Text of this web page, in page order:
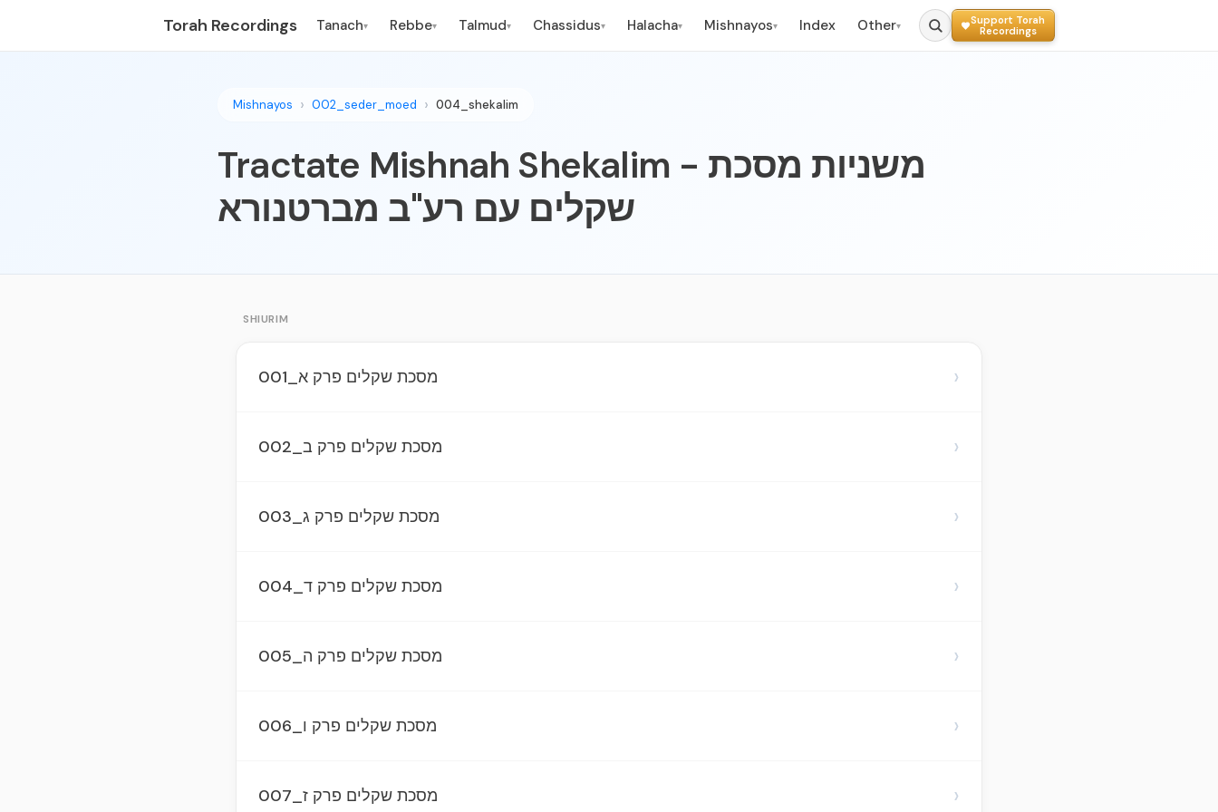
Torah Recordings Tanach▾ Rebbe▾ Talmud▾ Chassidus▾ Halacha▾ Mishnayos▾ Index Other▾
Support Torah
Recordings
Mishnayos 002_seder_moed 004_shekalim
Tractate Mishnah Shekalim - משניות מסכת
שקלים עם רע"ב מברטנורא
SHIURIM
001_מסכת שקלים פרק א ›
002_מסכת שקלים פרק ב ›
003_מסכת שקלים פרק ג ›
004_מסכת שקלים פרק ד ›
005_מסכת שקלים פרק ה ›
006_מסכת שקלים פרק ו ›
007_מסכת שקלים פרק ז ›